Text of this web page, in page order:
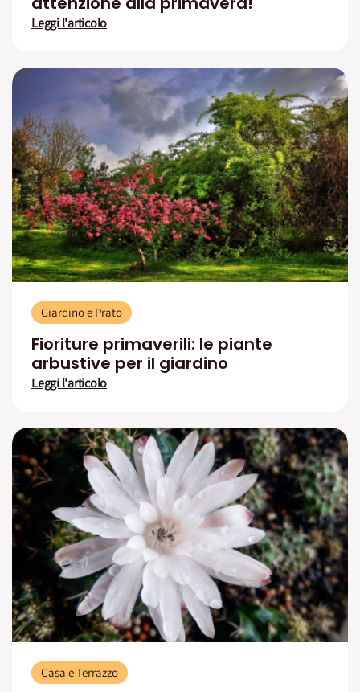
Leggi l'articolo
Giardino e Prato
Fioriture primaverili: le piante
arbustive per il giardino
Leggi l'articolo
Casa e Terrazzo